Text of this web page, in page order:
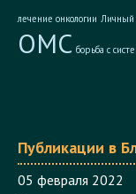
ОМС
05 февраля 2022
Сохраним